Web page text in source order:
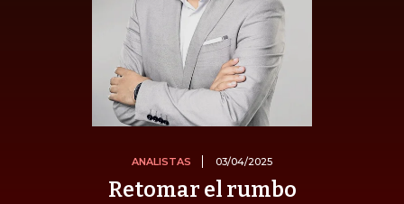
ANALISTAS 03/04/2025
Retomar el rumbo